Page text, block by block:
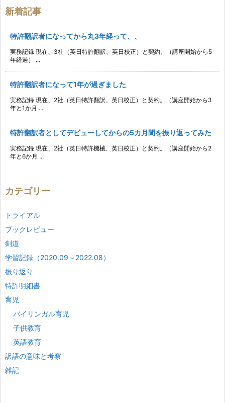
新着記事
特許翻訳者になってから丸3年経って、、
実務記録 現在、3社（英日特許翻訳、英日校正）と契約。（講座開始から5
年経過） ...
特許翻訳者になって1年が過ぎました
実務記録 現在、2社（英日特許翻訳、英日校正）と契約。（講座開始から3
年と1か月 ...
特許翻訳者としてデビューしてからの5カ月間を振り返ってみた
実務記録 現在、2社（英日特許機械、英日校正）と契約。（講座開始から2
年と6か月 ...
カテゴリー
トライアル
ブックレビュー
剣道
学習記録（2020.09～2022.08）
振り返り
特許明細書
育児
バイリンガル育児
子供教育
英語教育
訳語の意味と考察
雑記